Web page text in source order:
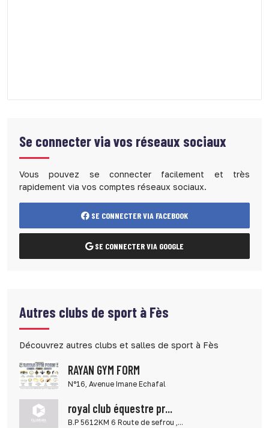
Se connecter via vos réseaux sociaux
Vous pouvez se connecter facilement et très
rapidement via vos comptes réseaux sociaux.
SE CONNECTER VIA FACEBOOK
SE CONNECTER VIA GOOGLE
Autres clubs de sport à Fès
Découvrez autres clubs et salles de sport à Fès
RAYAN GYM FORM
N°16, Avenue Imane Echafal
royal club équestre pr...
B.P 5612KM 6 Route de sefrou ,...